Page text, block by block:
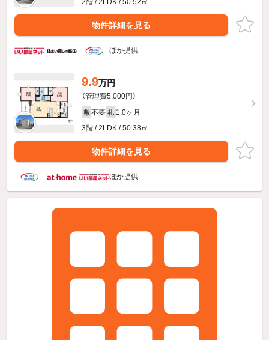
2階 / 2LDK / 50.52㎡
物件詳細を見る
ほか提供
9.9万円
（管理費5,000円）
敷 不要 礼 1.0ヶ月
3階 / 2LDK / 50.38㎡
物件詳細を見る
ほか提供